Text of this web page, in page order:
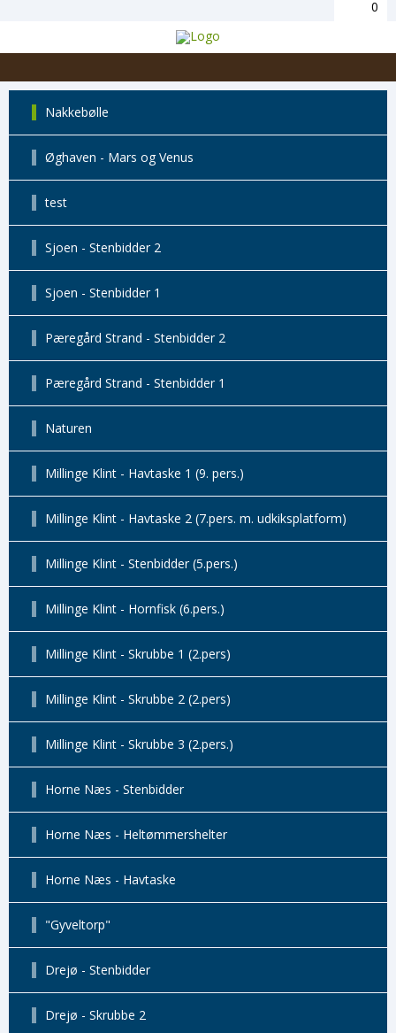
0
Nakkebølle
Øghaven - Mars og Venus
test
Sjoen - Stenbidder 2
Sjoen - Stenbidder 1
Pæregård Strand - Stenbidder 2
Pæregård Strand - Stenbidder 1
Naturen
Millinge Klint - Havtaske 1 (9. pers.)
Millinge Klint - Havtaske 2 (7.pers. m. udkiksplatform)
Millinge Klint - Stenbidder (5.pers.)
Millinge Klint - Hornfisk (6.pers.)
Millinge Klint - Skrubbe 1 (2.pers)
Millinge Klint - Skrubbe 2 (2.pers)
Millinge Klint - Skrubbe 3 (2.pers.)
Horne Næs - Stenbidder
Horne Næs - Heltømmershelter
Horne Næs - Havtaske
"Gyveltorp"
Drejø - Stenbidder
Drejø - Skrubbe 2